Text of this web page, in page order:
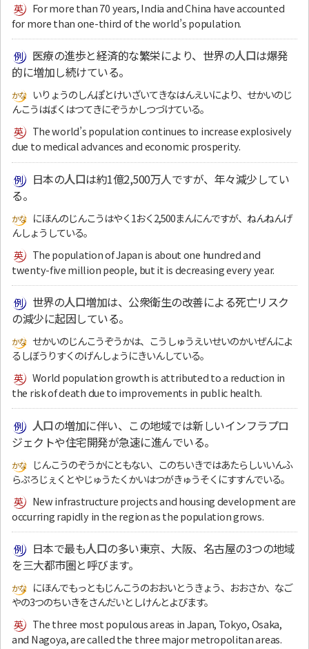
For more than 70 years, India and China have accounted
for more than one-third of the world’s population.
医療の進歩と経済的な繁栄により、世界の人口は爆発
的に増加し続けている。
いりょうのしんぽとけいざいてきなはんえいにより、せかいのじ
んこうはばくはつてきにぞうかしつづけている。
The world’s population continues to increase explosively
due to medical advances and economic prosperity.
日本の人口は約1億2,500万人ですが、年々減少してい
る。
にほんのじんこうはやく1おく2,500まんにんですが、ねんねんげ
んしょうしている。
The population of Japan is about one hundred and
twenty-five million people, but it is decreasing every year.
世界の人口増加は、公衆衛生の改善による死亡リスク
の減少に起因している。
せかいのじんこうぞうかは、こうしゅうえいせいのかいぜんによ
るしぼうりすくのげんしょうにきいんしている。
World population growth is attributed to a reduction in
the risk of death due to improvements in public health.
人口の増加に伴い、この地域では新しいインフラプロ
ジェクトや住宅開発が急速に進んでいる。
じんこうのぞうかにともない、このちいきではあたらしいいんふ
らぷろじぇくとやじゅうたくかいはつがきゅうそくにすすんでいる。
New infrastructure projects and housing development are
occurring rapidly in the region as the population grows.
日本で最も人口の多い東京、大阪、名古屋の3つの地域
を三大都市圏と呼びます。
にほんでもっともじんこうのおおいとうきょう、おおさか、なご
やの3つのちいきをさんだいとしけんとよびます。
The three most populous areas in Japan, Tokyo, Osaka,
and Nagoya, are called the three major metropolitan areas.